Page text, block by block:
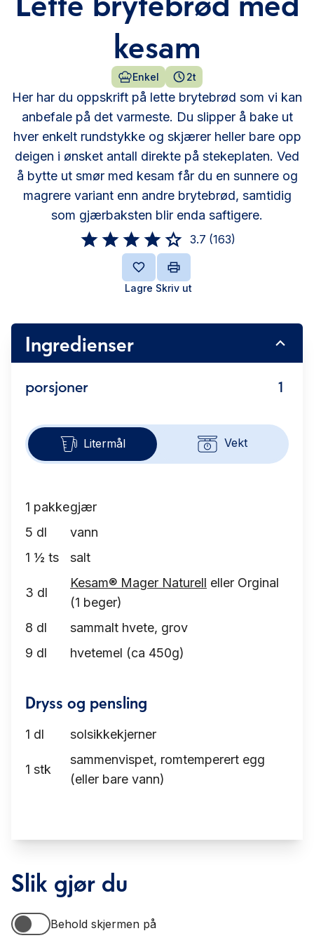
kesam
Enkel 2t
Her har du oppskrift på lette brytebrød som vi kan
anbefale på det varmeste. Du slipper å bake ut
hver enkelt rundstykke og skjærer heller bare opp
deigen i ønsket antall direkte på stekeplaten. Ved
å bytte ut smør med kesam får du en sunnere og
magrere variant enn andre brytebrød, samtidig
som gjærbaksten blir enda saftigere.
3.7 (163)
Lagre Skriv ut
Ingredienser
porsjoner 1
Litermål Vekt
1 pakkegjær
5 dl
vann
1 ½ ts salt
3 dl
Kesam® Mager Naturell eller Orginal
(1 beger)
8 dl
sammalt hvete, grov
9 dl hvetemel (ca 450g)
Dryss og pensling
1 dl solsikkekjerner
1 stk
sammenvispet, romtemperert egg
(eller bare vann)
Slik gjør du
Behold skjermen på
Behold skjermen på